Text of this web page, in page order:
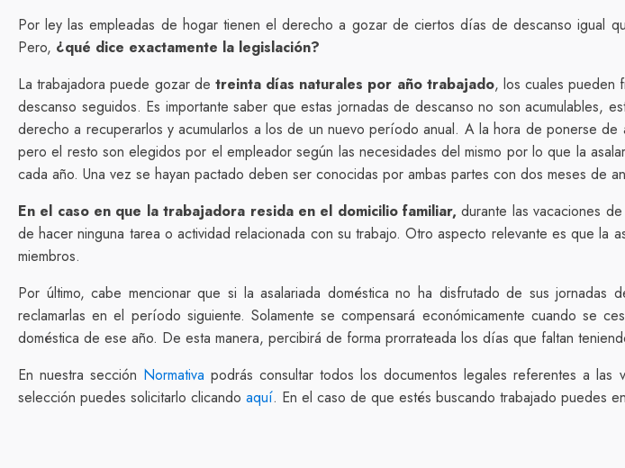
Por ley las empleadas de hogar tienen el derecho a gozar de ciertos días de descanso igual
Pero, ¿qué dice exactamente la legislación?
La trabajadora puede gozar de treinta días naturales por año trabajado, los cuales pueden
descanso seguidos. Es importante saber que estas jornadas de descanso no son acumulables,
derecho a recuperarlos y acumularlos a los de un nuevo período anual. A la hora de ponerse
pero el resto son elegidos por el empleador según las necesidades del mismo por lo que la
cada año. Una vez se hayan pactado deben ser conocidas por ambas partes con dos meses de
En el caso en que la trabajadora resida en el domicilio familiar, durante las vacaciones
de hacer ninguna tarea o actividad relacionada con su trabajo. Otro aspecto relevante es que la
miembros.
Por último, cabe mencionar que si la asalariada doméstica no ha disfrutado de sus
reclamarlas en el período siguiente. Solamente se compensará económicamente cuando se
doméstica de ese año. De esta manera, percibirá de forma prorrateada los días que faltan
En nuestra sección Normativa podrás consultar todos los documentos legales referentes a
selección puedes solicitarlo clicando aquí. En el caso de que estés buscando trabajado puedes